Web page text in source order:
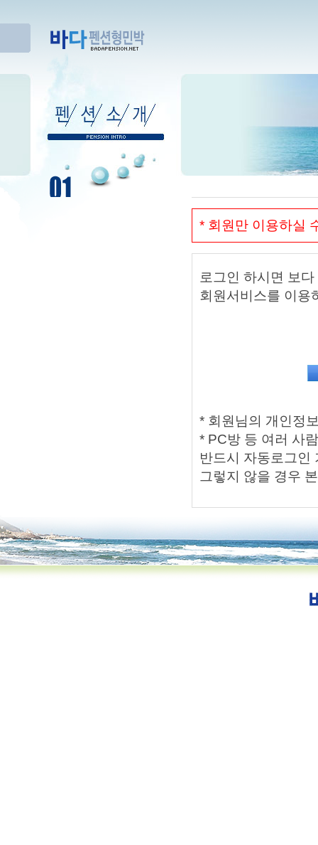
* 회원만 이용하실
로그인 하시면 보
회원서비스를 이용
* 회원님의 개인정
* PC방 등 여러 사
반드시 자동로그인
그렇지 않을 경우